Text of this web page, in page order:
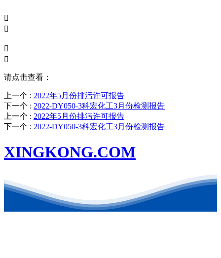




请点击查看：
上一个 : 2022年5月份排污许可报告
下一个 : 2022-DY050-3科宏化工3月份检测报告
上一个 : 2022年5月份排污许可报告
下一个 : 2022-DY050-3科宏化工3月份检测报告
XINGKONG.COM